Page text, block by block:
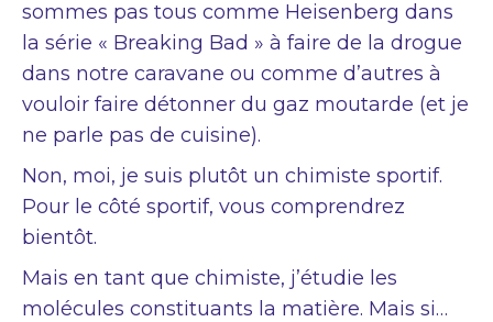
sommes pas tous comme Heisenberg dans
la série « Breaking Bad » à faire de la drogue
dans notre caravane ou comme d’autres à
vouloir faire détonner du gaz moutarde (et je
ne parle pas de cuisine).
Non, moi, je suis plutôt un chimiste sportif.
Pour le côté sportif, vous comprendrez
bientôt.
Mais en tant que chimiste, j’étudie les
molécules constituants la matière. Mais si…